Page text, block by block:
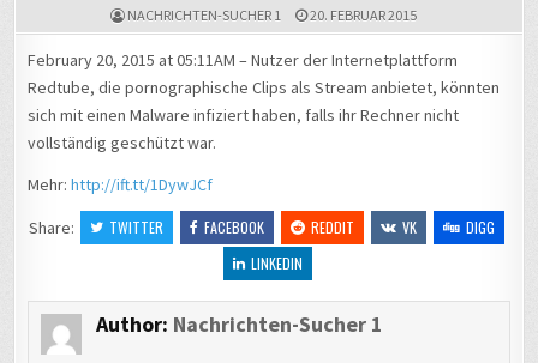
NACHRICHTEN-SUCHER 1 20. FEBRUAR 2015
February 20, 2015 at 05:11AM – Nutzer der Internetplattform
Redtube, die pornographische Clips als Stream anbietet, könnten
sich mit einen Malware infiziert haben, falls ihr Rechner nicht
vollständig geschützt war.
Mehr:http://ift.tt/1DywJCf
Share:
TWITTER FACEBOOK REDDIT VK
DIGG
LINKEDIN
Author: Nachrichten-Sucher 1